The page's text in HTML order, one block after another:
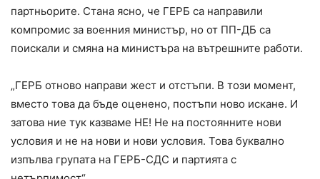
партньорите. Стана ясно, че ГЕРБ са направили
компромис за военния министър, но от ПП-ДБ са
поискали и смяна на министъра на вътрешните работи.
„ГЕРБ отново направи жест и отстъпи. В този момент,
вместо това да бъде оценено, постъпи ново искане. И
затова ние тук казваме НЕ! Не на постоянните нови
условия и не на нови и нови условия. Това буквално
изпълва групата на ГЕРБ-СДС и партията с